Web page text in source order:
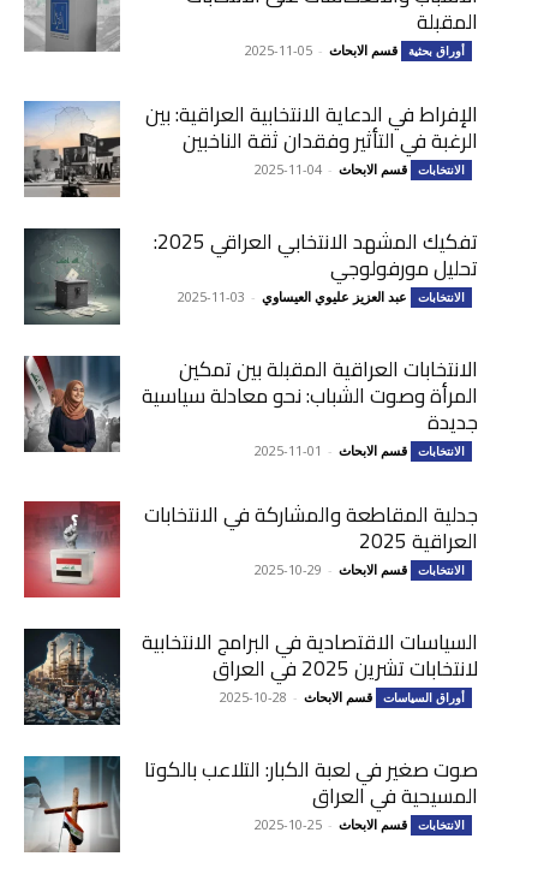
المقبلة
أوراق بحثية قسم الابحاث -
2025-11-05
الإفراط في الدعاية الانتخابية العراقية: بين
الرغبة في التأثير وفقدان ثقة الناخبين
الانتخابات قسم الابحاث -
2025-11-04
تفكيك المشهد الانتخابي العراقي 2025:
تحليل مورفولوجي
الانتخابات عبد العزيز عليوي العيساوي -
2025-11-03
الانتخابات العراقية المقبلة بين تمكين
المرأة وصوت الشباب: نحو معادلة سياسية
جديدة
الانتخابات قسم الابحاث -
2025-11-01
جدلية المقاطعة والمشاركة في الانتخابات
العراقية 2025
الانتخابات قسم الابحاث -
2025-10-29
السياسات الاقتصادية في البرامج الانتخابية
لانتخابات تشرين 2025 في العراق
أوراق السياسات قسم الابحاث -
2025-10-28
صوت صغير في لعبة الكبار: التلاعب بالكوتا
المسيحية في العراق
الانتخابات قسم الابحاث -
2025-10-25